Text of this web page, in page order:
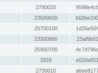
2790020
23500600
25700100
23300900
25900700
3329
2730010